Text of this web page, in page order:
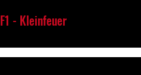
F1 - Kleinfeuer